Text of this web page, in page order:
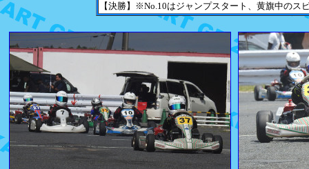
【決勝】※No.10はジャンプスタート、黄旗中の